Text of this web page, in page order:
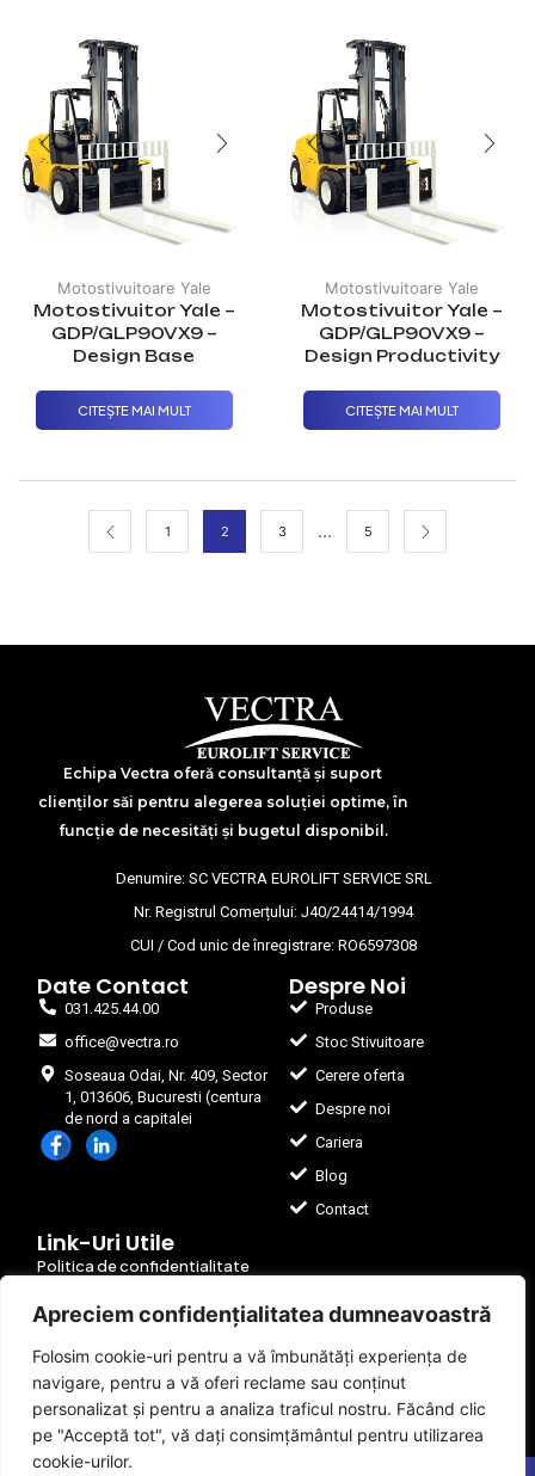
Apreciem confidențialitatea dumneavoastră
Folosim cookie-uri pentru a vă îmbunătăți experiența de
navigare, pentru a vă oferi reclame sau conținut
personalizat și pentru a analiza traficul nostru. Făcând clic
pe "Acceptă tot", vă dați consimțământul pentru utilizarea
cookie-urilor.
Motostivuitoare Yale
Motostivuitor Yale –
GDP/GLP90VX9 –
Design Base
CITEȘTE MAI MULT
Motostivuitoare Yale
Motostivuitor Yale –
GDP/GLP90VX9 –
Design Productivity
CITEȘTE MAI MULT
1 2 3 … 5
Echipa Vectra oferă consultanță și suport
clienților săi pentru alegerea soluției optime, în
funcție de necesități și bugetul disponibil.
Denumire: SC VECTRA EUROLIFT SERVICE SRL
Nr. Registrul Comerțului: J40/24414/1994
CUI / Cod unic de înregistrare: RO6597308
Date Contact
031.425.44.00
office@vectra.ro
Soseaua Odai, Nr. 409, Sector
1, 013606, Bucuresti (centura
de nord a capitalei
Despre Noi
Produse
Stoc Stivuitoare
Cerere oferta
Despre noi
Cariera
Blog
Contact
Link-Uri Utile
Politica de confidentialitate
©2025Vectra Eurolift Service